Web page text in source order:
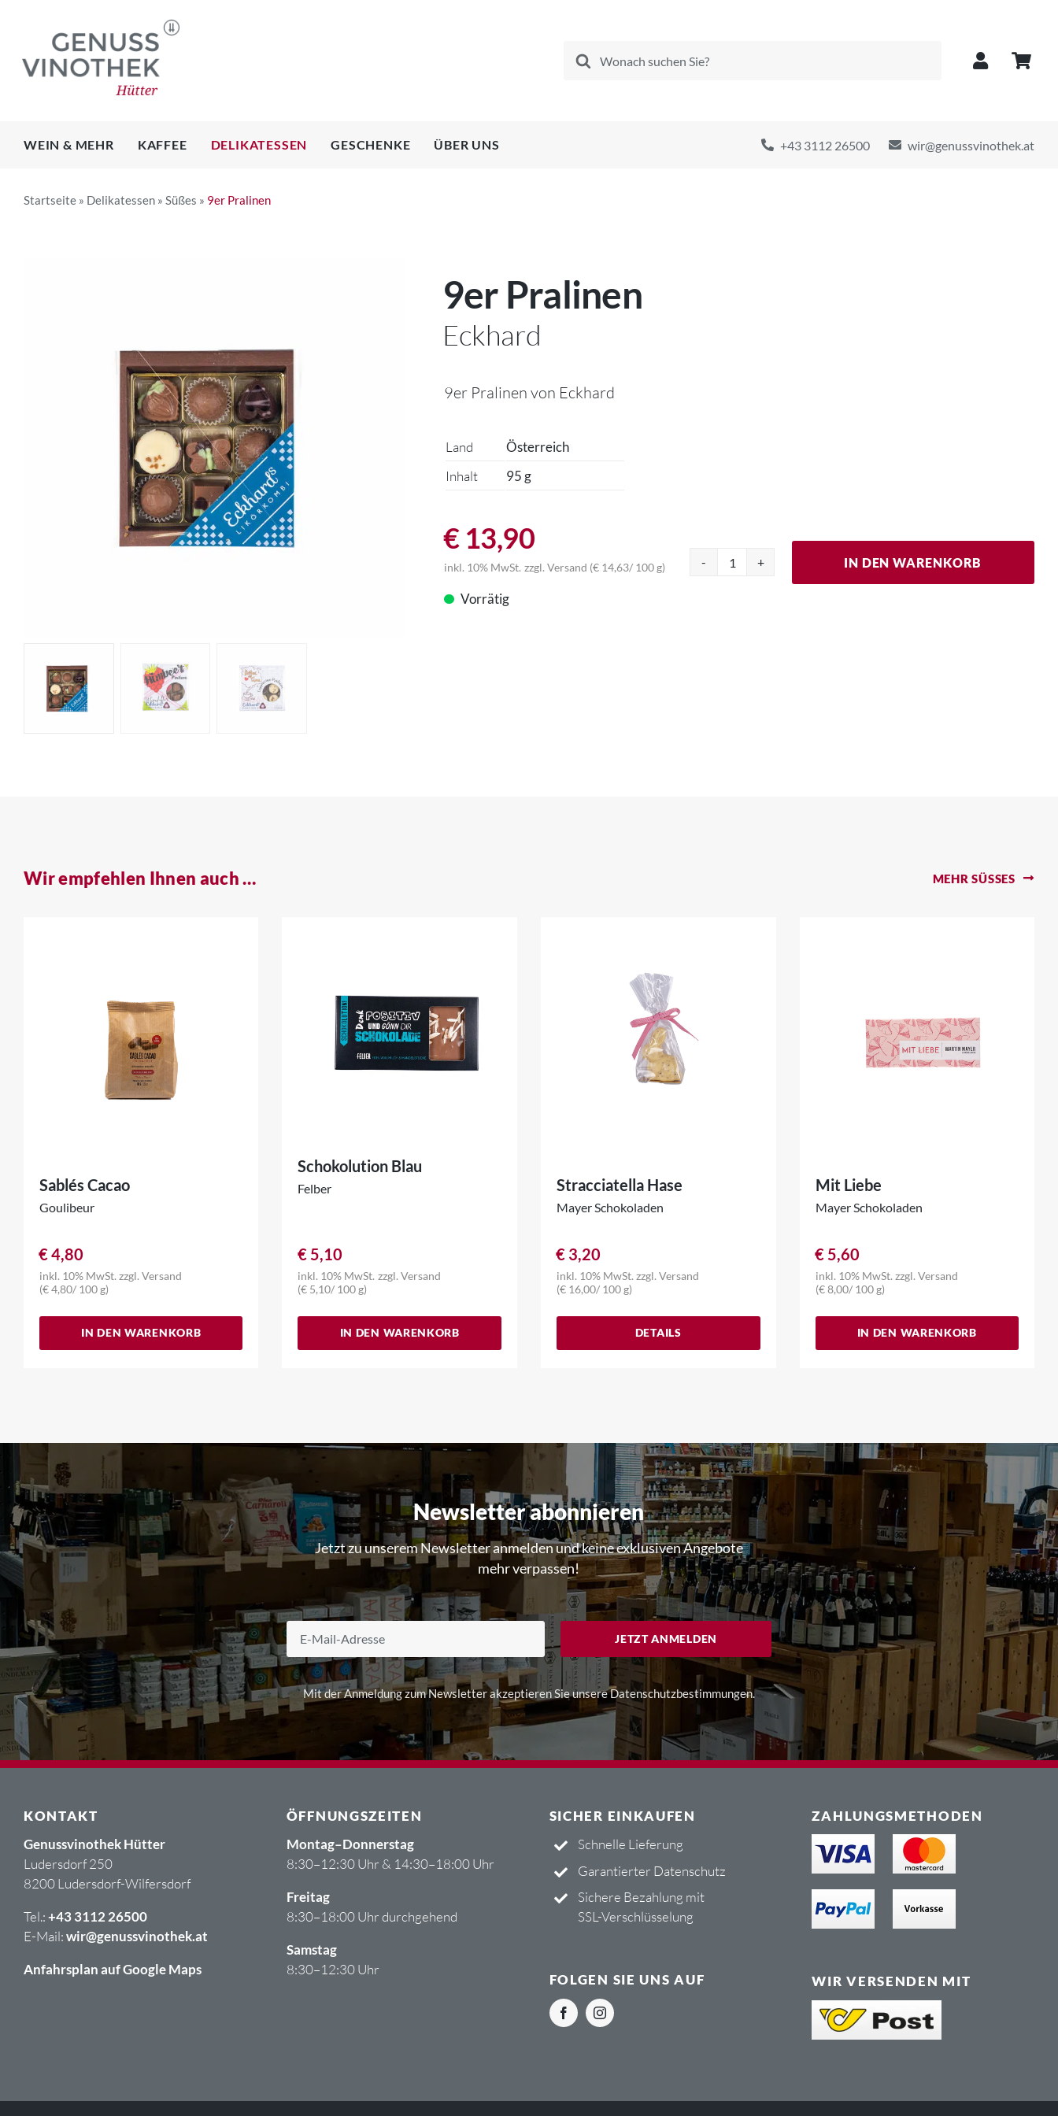
search
WEIN & MEHR KAFFEE DELIKATESSEN GESCHENKE ÜBER UNS +43 3112 26500 wir@genussvinothek.at
Startseite» Delikatessen» Süßes » 9er Pralinen
9er Pralinen
Eckhard
9er Pralinen von Eckhard
Land
Österreich
Inhalt
95 g
€13,90
inkl. 10% MwSt. (€ 14,63/ 100 g)
zzgl. Versand
Vorrätig
9er
IN DEN WARENKORB
Wir empfehlen Ihnen auch … MEHR SÜSSES
Sablés Cacao
Goulibeur
€4,80
inkl. 10% MwSt.
(€4,80/ 100 g)
zzgl.Versand
IN DEN WARENKORB
Schokolution Blau
Felber
€5,10
inkl. 10% MwSt.
(€ 5,10/ 100 g)
zzgl. Versand
IN DEN WARENKORB
Stracciatella Hase
Mayer Schokoladen
€ 3,20
inkl. 10% MwSt.
(€16,00/ 100 g)
zzgl.Versand
DETAILS
Mit Liebe
Mayer Schokoladen
€5,60
inkl. 10% MwSt.
(€8,00/ 100 g)
zzgl. Versand
IN DEN WARENKORB
Newsletter abonnieren
Jetzt zu unserem Newsletter anmelden und keine exklusiven Angebote
mehr verpassen!
JETZT ANMELDEN
Mit der Anmeldung zum Newsletter akzeptieren Sie unsereDatenschutzbestimmungen.
KONTAKT
Genussvinothek Hütter
Ludersdorf 250
8200 Ludersdorf-Wilfersdorf
Tel.:+43 3112 26500
E-Mail:wir@genussvinothek.at
Anfahrsplan auf Google Maps
ÖFFNUNGSZEITEN
Montag–Donnerstag
8:30–12:30 Uhr & 14:30–18:00 Uhr
Freitag
8:30–18:00 Uhr durchgehend
Samstag
8:30–12:30 Uhr
SICHER EINKAUFEN
Schnelle Lieferung
Garantierter Datenschutz
Sichere Bezahlung mit
SSL-Verschlüsselung
FOLGEN SIE UNS AUF
ZAHLUNGSMETHODEN
WIR VERSENDEN MIT